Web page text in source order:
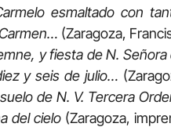
esmaltado con
(Zaragoza,
y fiesta de N. Señora
y seis de julio…
de N. V. Tercera
del cielo(Zaragoza,